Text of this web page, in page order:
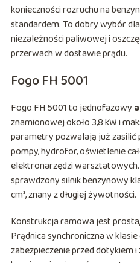
konieczności rozruchu na
standardem. To dobry wybór
niezależności paliwowej i
przerwach w dostawie prądu.
Fogo FH 5001
Fogo FH 5001 to jednofazowy
znamionowej około 3,8 kW i
parametry pozwalają już zasilić
pompy, hydrofor, oświetlenie
elektronarzędzi
sprawdzony silnik benzynowy
cm³, znany z długiej żywotności.
Konstrukcja ramowa jest
Prądnica synchroniczna w
zabezpieczenie przed dotykiem